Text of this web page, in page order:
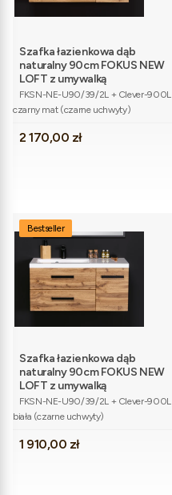
Szafka łazienkowa dąb
naturalny 90cm FOKUS NEW
LOFT z umywalką
Kod produktu
FKSN-NE-U90/39/2L + Clever-900L
czarny mat (czarne uchwyty)
Cena
2 170,00 zł
Bestseller
Szafka łazienkowa dąb
naturalny 90cm FOKUS NEW
LOFT z umywalką
Kod produktu
FKSN-NE-U90/39/2L + Clever-900L
biała (czarne uchwyty)
Cena
1 910,00 zł